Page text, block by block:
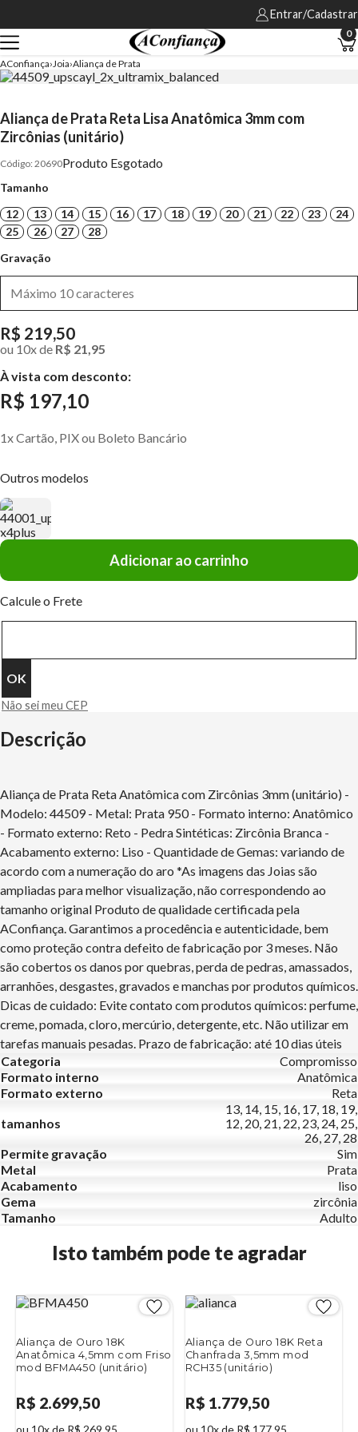
Entrar/Cadastrar
0
AConfiança Joia Aliança de Prata
Aliança de Prata Reta Lisa Anatômica 3mm com
Zircônias (unitário)
20690Produto Esgotado
Tamanho
12
13 14 15 16 17 18 19 20 21 22 23
24
25
26 27
28
Gravação
R$ 219,50
ou 10xde R$ 21,95
À vista com desconto:
R$ 197,10
1x Cartão, PIX ou Boleto Bancário
Outros modelos
Adicionar ao carrinho
Calcule o Frete
Não sei meu CEP
Descrição
Aliança de Prata Reta Anatômica com Zircônias 3mm (unitário) -
Modelo: 44509 - Metal: Prata 950 - Formato interno: Anatômico
- Formato externo: Reto - Pedra Sintéticas: Zircônia Branca -
Acabamento externo: Liso - Quantidade de Gemas: variando de
acordo com a numeração do aro *As imagens das Joias são
ampliadas para melhor visualização, não correspondendo ao
tamanho original Produto de qualidade certificada pela
AConfiança. Garantimos a procedência e autenticidade, bem
como proteção contra defeito de fabricação por 3 meses. Não
são cobertos os danos por quebras, perda de pedras, amassados,
arranhões, desgastes, gravados e manchas por produtos químicos.
Dicas de cuidado: Evite contato com produtos químicos: perfume,
creme, pomada, cloro, mercúrio, detergente, etc. Não utilizar em
tarefas manuais pesadas. Prazo de fabricação: até 10 dias úteis
Categoria
Compromisso
Formato interno
Anatômica
Formato externo
Reta
tamanhos
13, 14, 15, 16, 17, 18, 19,
12, 20, 21, 22, 23, 24, 25,
26, 27, 28
Permite gravação
Sim
Metal
Prata
Acabamento
liso
Gema
zircônia
Tamanho
Adulto
Isto também pode te agradar
Aliança de Ouro 18K
Anatômica 4,5mm com Friso
mod BFMA450 (unitário)
R$ 2.699,50
Aliança de Ouro 18K Reta
Chanfrada 3,5mm mod
RCH35 (unitário)
R$ 1.779,50